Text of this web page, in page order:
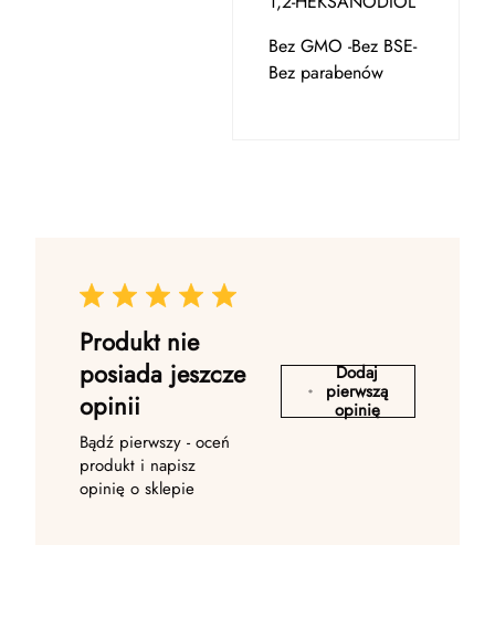
Bez GMO -Bez BSE-
Bez parabenów
Produkt nie
posiada jeszcze
opinii
Bądź pierwszy - oceń
produkt i napisz
opinię o sklepie
Dodaj
pierwszą
opinię